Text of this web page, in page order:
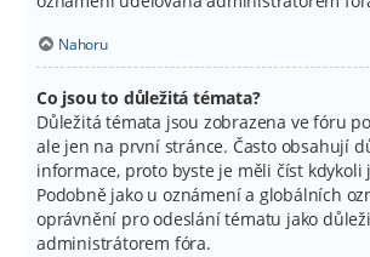
Nahoru
Co jsou to důležitá témata?
Důležitá témata jsou zobrazena ve fóru
ale jen na první stránce. Často obsahují
informace, proto byste je měli číst kdykoli
Podobně jako u oznámení a globálních
oprávnění pro odeslání tématu jako
administrátorem fóra.